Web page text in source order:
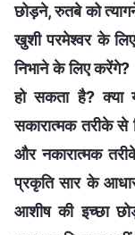
छोड़ने, रुतबे को
खुशी परमेश्वर के
निभाने के लिए करेंगे?
हो सकता है? क्या
सकारात्मक तरीके से
और नकारात्मक
प्रकृति सार के
आशीष की इच्छा